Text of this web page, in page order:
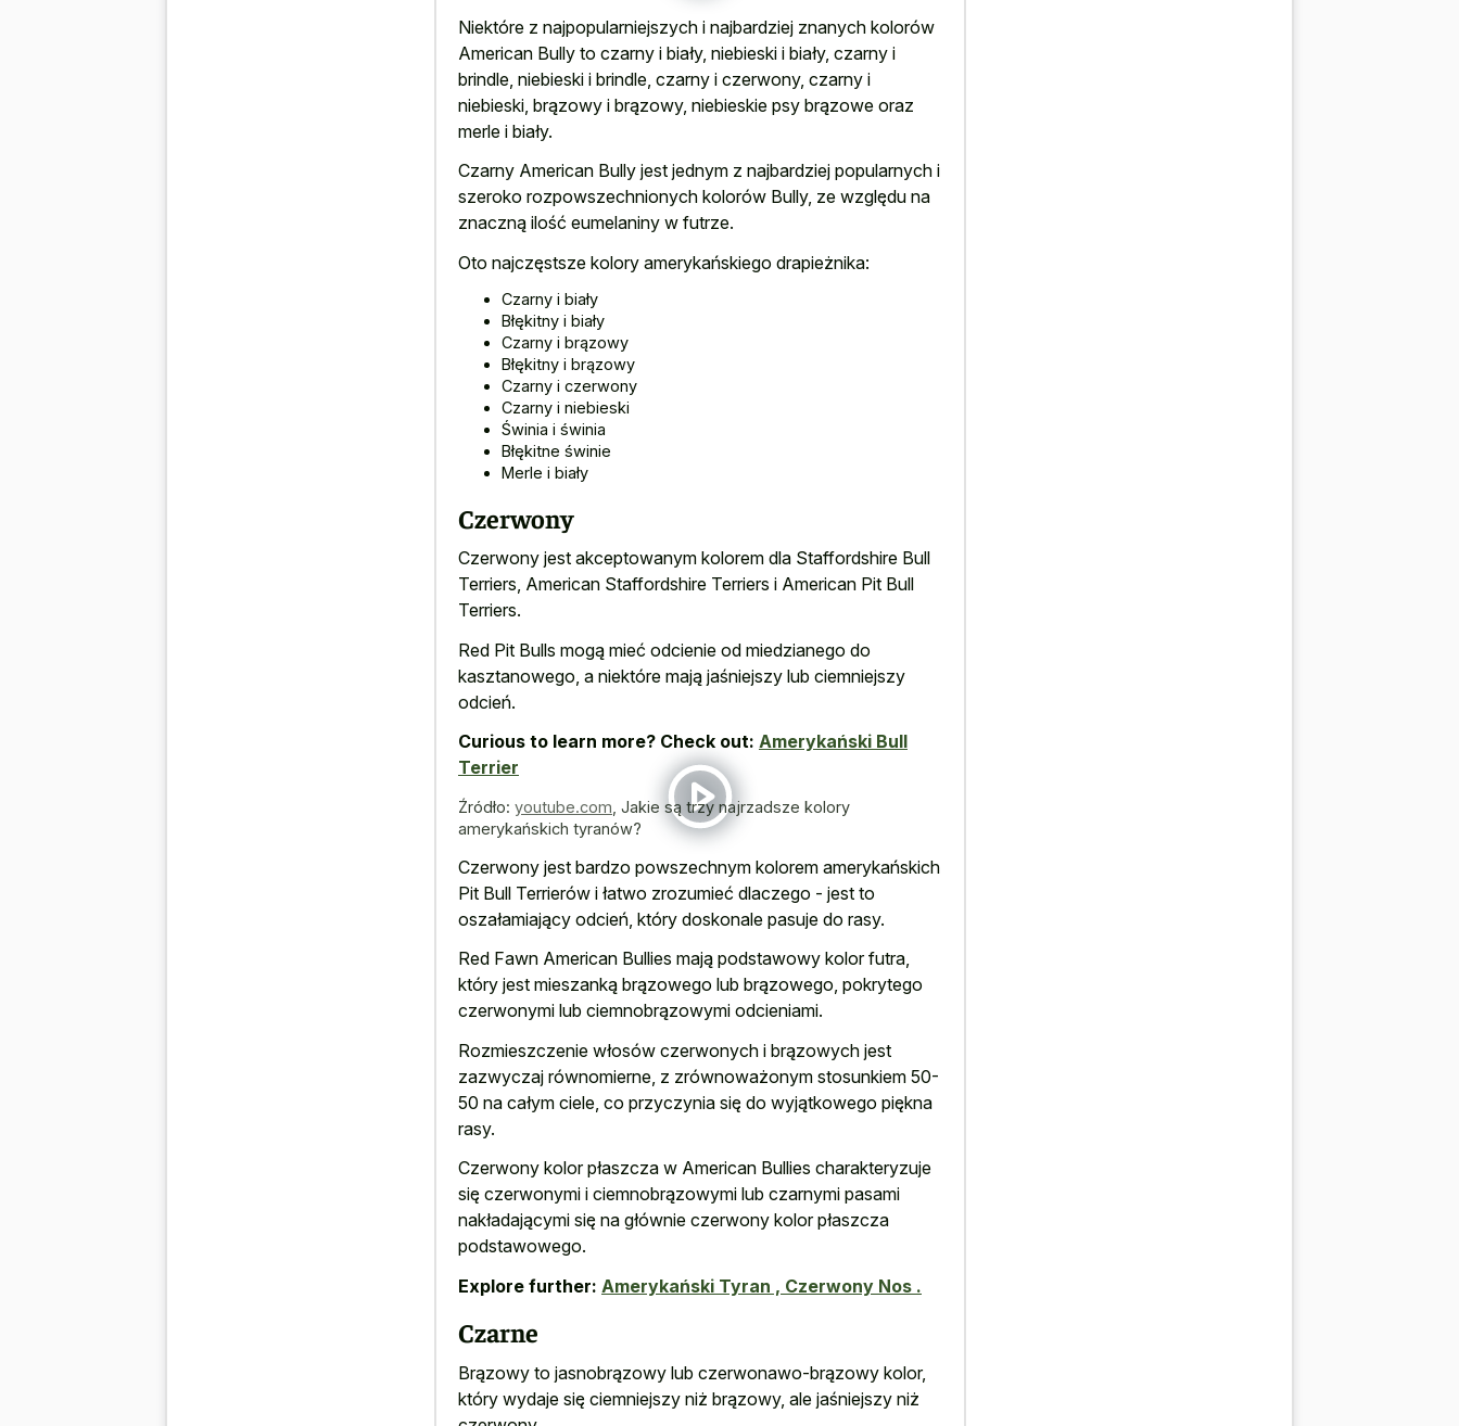
Niektóre z najpopularniejszych i najbardziej znanych kolorów
American Bully to czarny i biały, niebieski i biały, czarny i
brindle, niebieski i brindle, czarny i czerwony, czarny i
niebieski, brązowy i brązowy, niebieskie psy brązowe oraz
merle i biały.
Czarny American Bully jest jednym z najbardziej popularnych i
szeroko rozpowszechnionych kolorów Bully, ze względu na
znaczną ilość eumelaniny w futrze.
Oto najczęstsze kolory amerykańskiego drapieżnika:
Czarny i biały
Błękitny i biały
Czarny i brązowy
Błękitny i brązowy
Czarny i czerwony
Czarny i niebieski
Świnia i świnia
Błękitne świnie
Merle i biały
Czerwony
Czerwony jest akceptowanym kolorem dla Staffordshire Bull
Terriers, American Staffordshire Terriers i American Pit Bull
Terriers.
Red Pit Bulls mogą mieć odcienie od miedzianego do
kasztanowego, a niektóre mają jaśniejszy lub ciemniejszy
odcień.
Curious to learn more? Check out: Amerykański Bull
Terrier
Źródło: youtube.com Jakie są trzy najrzadsze kolory
amerykańskich tyranów?
Czerwony jest bardzo powszechnym kolorem amerykańskich
Pit Bull Terrierów i łatwo zrozumieć dlaczego - jest to
oszałamiający odcień, który doskonale pasuje do rasy.
Red Fawn American Bullies mają podstawowy kolor futra,
który jest mieszanką brązowego lub brązowego, pokrytego
czerwonymi lub ciemnobrązowymi odcieniami.
Rozmieszczenie włosów czerwonych i brązowych jest
zazwyczaj równomierne, z zrównoważonym stosunkiem 50-
50 na całym ciele, co przyczynia się do wyjątkowego piękna
rasy.
Czerwony kolor płaszcza w American Bullies charakteryzuje
się czerwonymi i ciemnobrązowymi lub czarnymi pasami
nakładającymi się na głównie czerwony kolor płaszcza
podstawowego.
Explore further: Amerykański Tyran , Czerwony Nos .
Czarne
Brązowy to jasnobrązowy lub czerwonawo-brązowy kolor,
który wydaje się ciemniejszy niż brązowy, ale jaśniejszy niż